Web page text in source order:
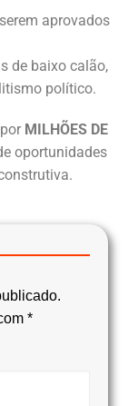
aprovados
de baixo calão,
político.
MILHÕES DE
oportunidades
*